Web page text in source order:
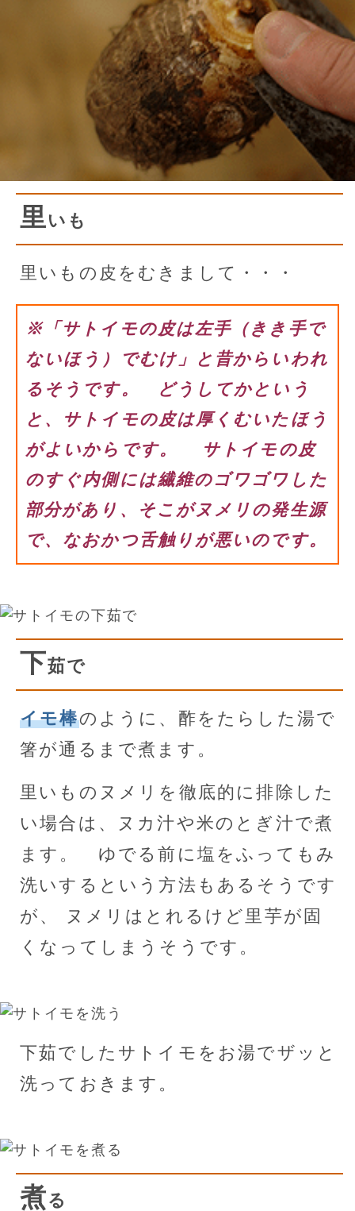
里いも
里いもの皮をむきまして・・・
※「サトイモの皮は左手（きき手で
ないほう）でむけ」と昔からいわれ
るそうです。 どうしてかという
と、サトイモの皮は厚くむいたほう
がよいからです。 サトイモの皮
のすぐ内側には繊維のゴワゴワした
部分があり、そこがヌメリの発生源
で、なおかつ舌触りが悪いのです。
下茹で
イモ棒のように、酢をたらした湯で
箸が通るまで煮ます。
里いものヌメリを徹底的に排除した
い場合は、ヌカ汁や米のとぎ汁で煮
ます。 ゆでる前に塩をふってもみ
洗いするという方法もあるそうです
が、 ヌメリはとれるけど里芋が固
くなってしまうそうです。
下茹でしたサトイモをお湯でザッと
洗っておきます。
煮る